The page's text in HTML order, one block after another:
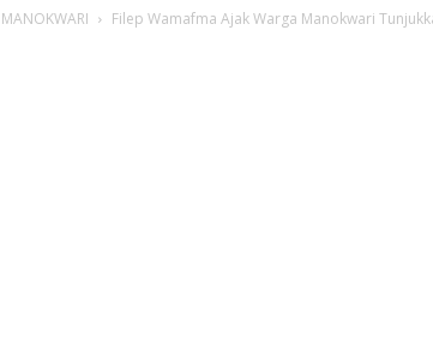
MANOKWARI Filep Wamafma Ajak Warga Manokwari